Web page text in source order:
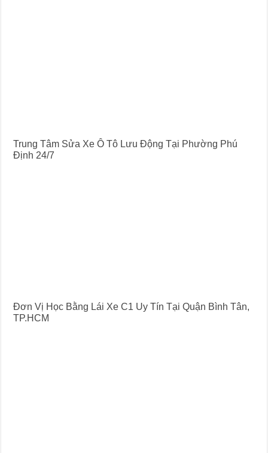
Trung Tâm Sửa Xe Ô Tô Lưu Động Tại Phường Phú
Định 24/7
Đơn Vị Học Bằng Lái Xe C1 Uy Tín Tại Quận Bình Tân,
TP.HCM